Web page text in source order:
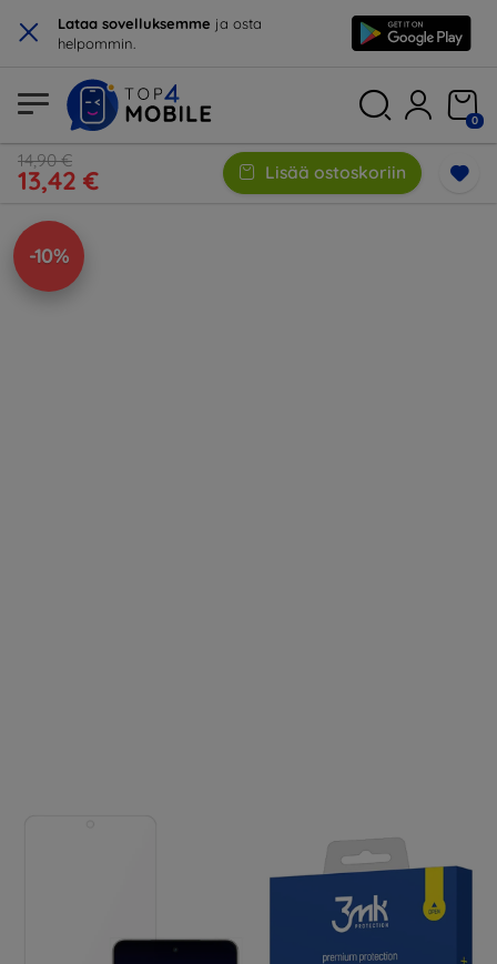
× Lataa sovelluksemme ja osta
helpommin.
0
14,90 €
13,42 € Lisää ostoskoriin
-10%